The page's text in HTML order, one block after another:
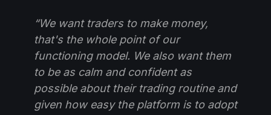
“We want traders to make money,
that's the whole point of our
functioning model. We also want them
to be as calm and confident as
possible about their trading routine and
given how easy the platform is to adopt